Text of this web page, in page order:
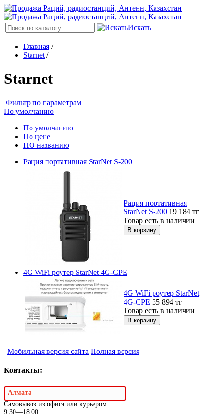
Искать
Главная /
Starnet /
Starnet
Фильтр по параметрам
По умолчанию
По умолчанию
По цене
ПО названию
Рация портативная StarNet S-200
Рация портативная
StarNet S-200 19 184 тг
Товар есть в наличии
4G WiFi роутер StarNet 4G-CPE
4G WiFi роутер StarNet
4G-CPE 35 894 тг
Товар есть в наличии
Мобильная версия сайта Полная версия
Контакты:
Алмата
Самовывоз из офиса или курьером
9:30—18:00